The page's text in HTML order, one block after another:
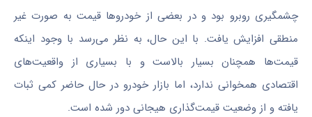
چشمگیری روبرو بود و در بعضی از خودروها قیمت به صورت غیر
منطقی افزایش یافت. با این حال، به نظر می‌رسد با وجود اینکه
قیمت‌ها همچنان بسیار بالاست و با بسیاری از واقعیت‌های
اقتصادی همخوانی ندارد، اما بازار خودرو در حال حاضر کمی ثبات
یافته و از وضعیت قیمت‌گذاری هیجانی دور شده است.